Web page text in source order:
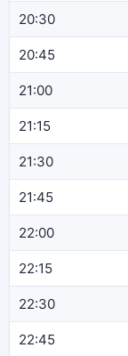
20:30
20:45
21:00
21:15
21:30
21:45
22:00
22:15
22:30
22:45